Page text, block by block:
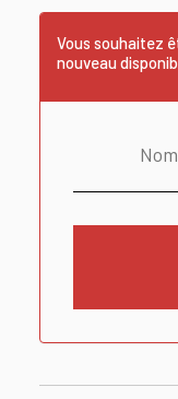
Vous souhaitez
nouveau